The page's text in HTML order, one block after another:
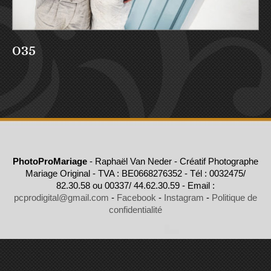
035
PhotoProMariage - Raphaël Van Neder - Créatif Photographe
Mariage Original - TVA : BE0668276352 - Tél : 0032475/
82.30.58 ou 00337/ 44.62.30.59 - Email :
pcprodigital@gmail.com - Facebook - Instagram - Politique de
confidentialité